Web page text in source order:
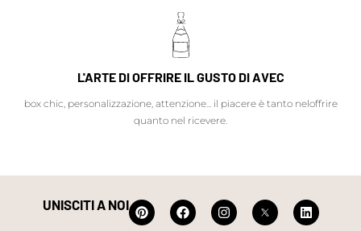
L'ARTE DI OFFRIRE IL GUSTO DI AVEC
box chic, personalizzazione, attenzione... il piacere è tanto neloffrire
quanto nel ricevere.
UNISCITI A NOI